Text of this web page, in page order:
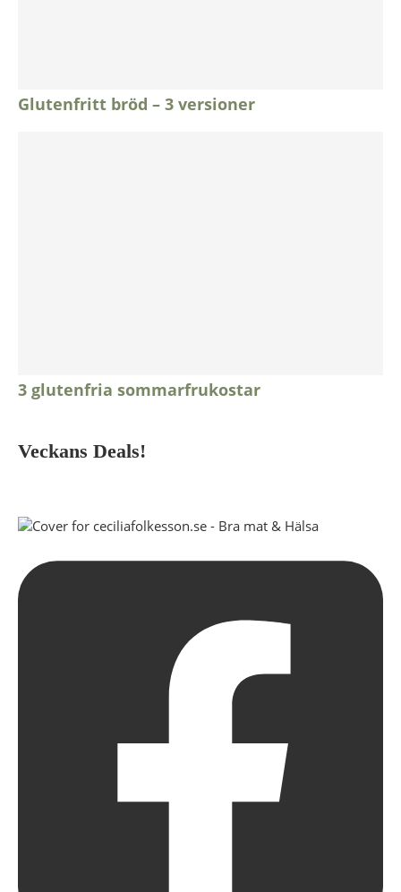
Glutenfritt bröd – 3 versioner
3 glutenfria sommarfrukostar
Veckans Deals!